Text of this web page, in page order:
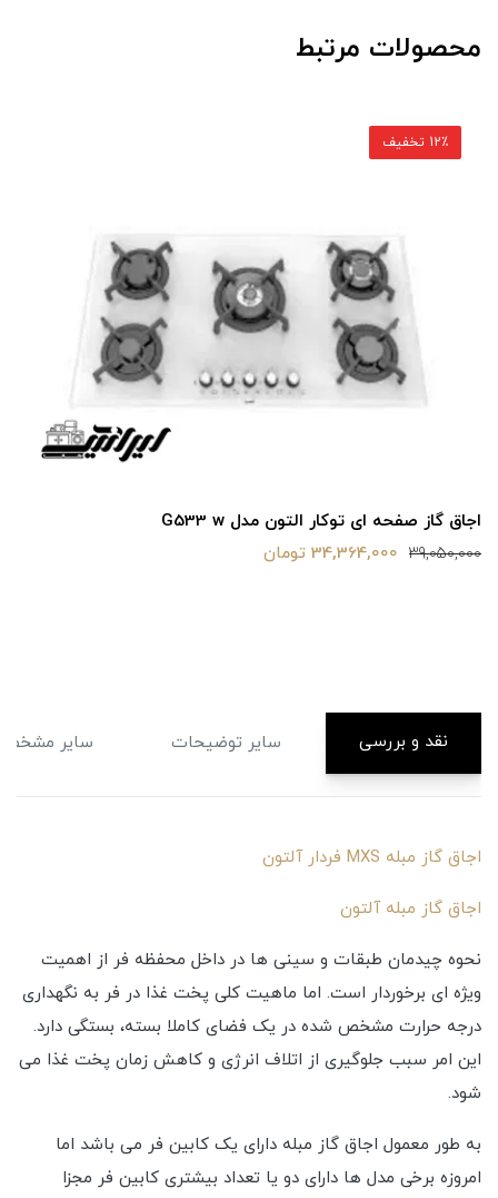
محصولات مرتبط
اجاق گاز صفحه ای توکار التون مدل G533 w
39,050,000 34,364,000 تومان
12٪ تخفیف
نقد و بررسی سایر توضیحات سایر
اجاق گاز مبله MXS فردار آلتون
اجاق گاز مبله آلتون
نحوه چیدمان طبقات و سینی ها در داخل محفظه فر از اهمیت
ویژه ای برخوردار است. اما ماهیت کلی پخت غذا در فر به نگهداری
درجه حرارت مشخص شده در یک فضای کاملا بسته، بستگی دارد.
این امر سبب جلوگیری از اتلاف انرژی و کاهش زمان پخت غذا می
شود.
به طور معمول اجاق گاز مبله دارای یک کابین فر می باشد اما
امروزه برخی مدل ها دارای دو یا تعداد بیشتری کابین فر مجزا